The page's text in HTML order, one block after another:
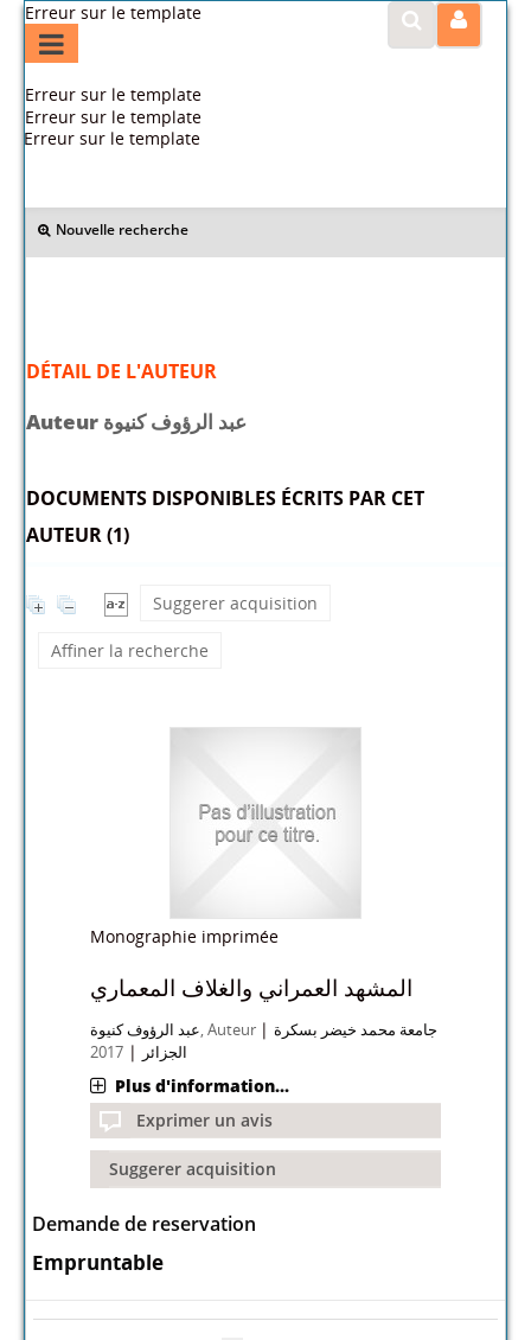
Erreur sur le template
Erreur sur le template
Erreur sur le template
Erreur sur le template
Nouvelle recherche
DÉTAIL DE L'AUTEUR
Auteur عبد الرؤوف كنيوة
DOCUMENTS DISPONIBLES ÉCRITS PAR CET
AUTEUR (1)
Suggerer acquisition
Affiner la recherche
Monographie imprimée
المشهد العمراني والغلاف المعماري
عبد الرؤوف كنيوة, Auteur | جامعة محمد خيضر بسكرة
الجزائر
|
2017
Plus d'information...
Exprimer un avis
Suggerer acquisition
Demande de reservation
Empruntable